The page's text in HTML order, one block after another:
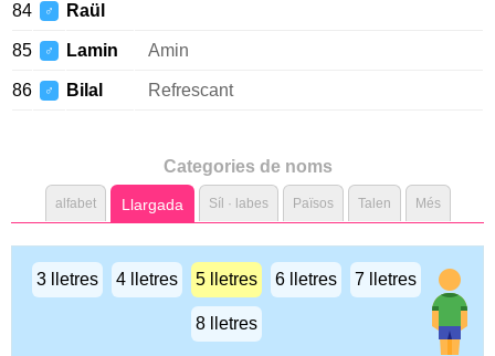
84 ♂ Raül
85 ♂ Lamin Amin
86 ♂ Bilal Refrescant
Categories de noms
alfabet Llargada Síl · labes Països Talen Més
3 lletres 4 lletres 5 lletres 6 lletres 7 lletres
8 lletres